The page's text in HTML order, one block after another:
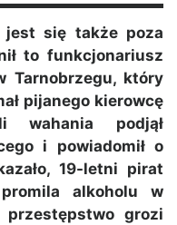
jest się także poza
to funkcjonariusz
Tarnobrzegu, który
pijanego kierowcę
wahania podjął
i powiadomił o
19-letni pirat
alkoholu w
przestępstwo grozi